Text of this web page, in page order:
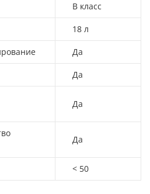
B класс
18 л
Да
Да
Да
Да
< 50